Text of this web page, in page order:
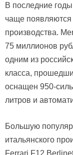
В последние
чаще
производства.
75 миллионов
одним из
класса,
оснащен 950-
литров и
Большую
итальянского